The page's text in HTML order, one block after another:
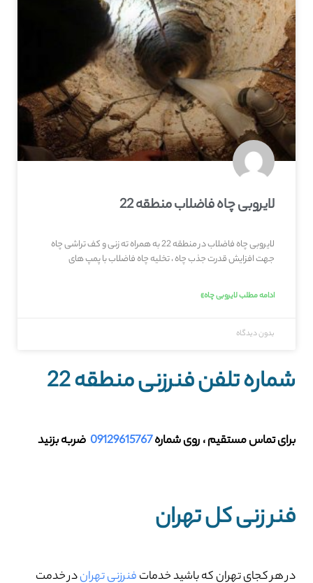
لایروبی چاه فاضلاب منطقه 22
لایروبی چاه فاضلاب در منطقه 22 به همراه ته زنی و کف تراشی چاه
جهت افزایش قدرت جذب چاه ، تخلیه چاه فاضلاب با پمپ های
ادامه مطلب لایروبی چاه»
بدون دیدگاه
شماره تلفن فنرزنی منطقه 22
برای تماس مستقیم ، روی شماره09129615767 ضربه بزنید
فنر زنی کل تهران
در هر کجای تهران که باشید خدماتفنرزنی تهراندر خدمت